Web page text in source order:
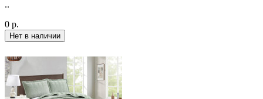
..
0 р.
Нет в наличии